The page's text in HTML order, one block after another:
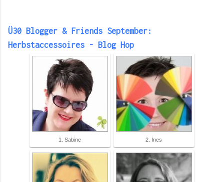
Ü30 Blogger & Friends September:
Herbstaccessoires - Blog Hop
1. Sabine 2. Ines